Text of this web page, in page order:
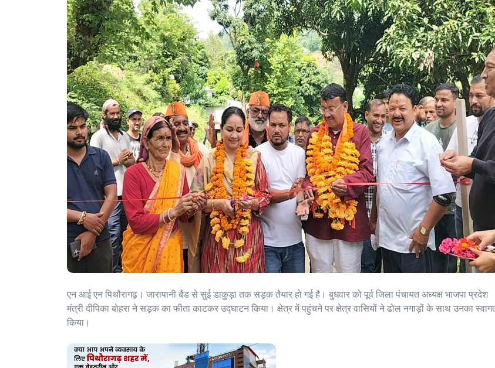
एन आई एन पिथौरागढ़। जारापानी बैंड से सुई डाकुड़ा तक सड़क तैयार हो गई है। बुधवार को पूर्व जिला पंचायत अध्यक्ष भाजपा प्रदेश
मंत्री दीपिका बोहरा ने सड़क का फीता काटकर उद्घाटन किया। क्षेत्र में पहुंचने पर क्षेत्र वासियों ने ढोल नगाड़ों के साथ उनका
किया।